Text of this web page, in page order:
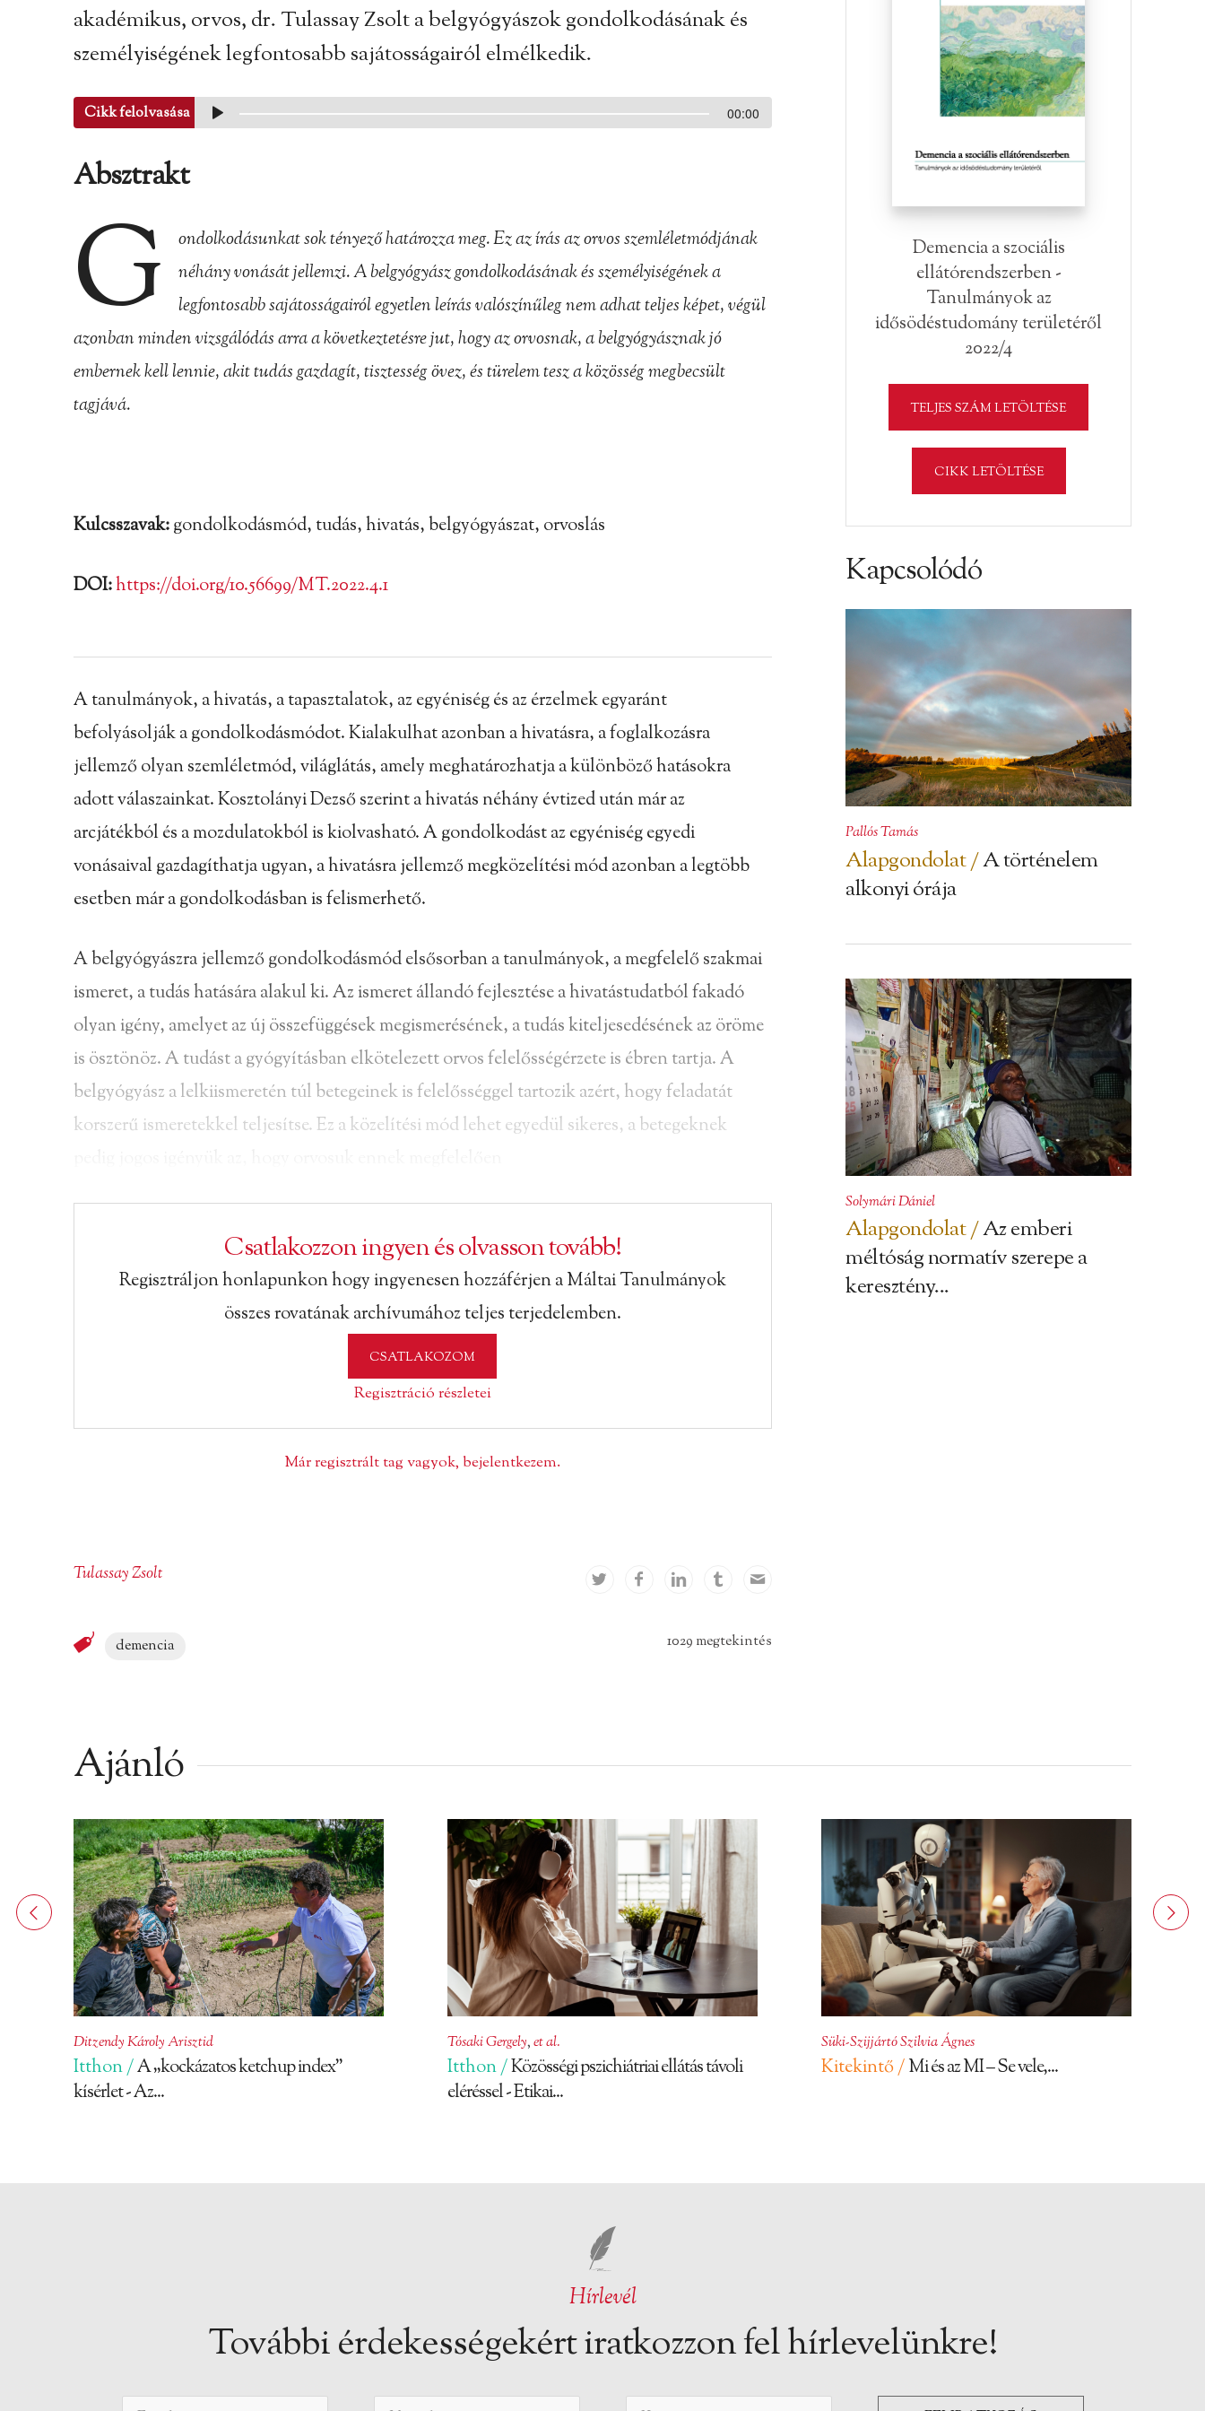
akadémikus, orvos, dr. Tulassay Zsolt a belgyógyászok gondolkodásának és
személyiségének legfontosabb sajátosságairól elmélkedik.
Cikk felolvasása 00:00
Absztrakt
G
ondolkodásunkat sok tényező határozza meg. Ez az írás az orvos szemléletmódjának
néhány vonását jellemzi. A belgyógyász gondolkodásának és személyiségének a
legfontosabb sajátosságairól egyetlen leírás valószínűleg nem adhat teljes képet, végül
azonban minden vizsgálódás arra a következtetésre jut, hogy az orvosnak, a belgyógyásznak jó
embernek kell lennie, akit tudás gazdagít, tisztesség övez, és türelem tesz a közösség megbecsült
tagjává.
Kulcsszavak:gondolkodásmód, tudás, hivatás, belgyógyászat, orvoslás
DOI:https://doi.org/10.56699/MT.2022.4.1
A tanulmányok, a hivatás, a tapasztalatok, az egyéniség és az érzelmek egyaránt
befolyásolják a gondolkodásmódot. Kialakulhat azonban a hivatásra, a foglalkozásra
jellemző olyan szemléletmód, világlátás, amely meghatározhatja a különböző hatásokra
adott válaszainkat. Kosztolányi Dezső szerint a hivatás néhány évtized után már az
arcjátékból és a mozdulatokból is kiolvasható. A gondolkodást az egyéniség egyedi
vonásaival gazdagíthatja ugyan, a hivatásra jellemző megközelítési mód azonban a legtöbb
esetben már a gondolkodásban is felismerhető.
A belgyógyászra jellemző gondolkodásmód elsősorban a tanulmányok, a megfelelő szakmai
ismeret, a tudás hatására alakul ki. Az ismeret állandó fejlesztése a hivatástudatból fakadó
olyan igény, amelyet az új összefüggések megismerésének, a tudás kiteljesedésének az öröme
is ösztönöz. A tudást a gyógyításban elkötelezett orvos felelősségérzete is ébren tartja. A
belgyógyász a lelkiismeretén túl betegeinek is felelősséggel tartozik azért, hogy feladatát
korszerű ismeretekkel teljesítse. Ez a közelítési mód lehet egyedül sikeres, a betegeknek
Csatlakozzon ingyen és olvasson tovább!
Regisztráljon honlapunkon hogy ingyenesen hozzáférjen a Máltai Tanulmányok
összes rovatának archívumához teljes terjedelemben.
CSATLAKOZOM
Regisztráció részletei
Már regisztrált tag vagyok, bejelentkezem.
Tulassay Zsolt
demencia 1029 megtekintés
Demencia a szociális
ellátórendszerben -
Tanulmányok az
idősödéstudomány területéről
2022/4
TELJES SZÁM LETÖLTÉSE
CIKK LETÖLTÉSE
Kapcsolódó
Pallós Tamás
Alapgondolat /A történelem
alkonyi órája
Solymári Dániel
Alapgondolat /Az emberi
méltóság normatív szerepe a
keresztény...
Ajánló
Ditzendy Károly Arisztid
Itthon /A „kockázatos ketchup index”
kísérlet - Az...
Tósaki Gergely,et al.
Itthon /Közösségi pszichiátriai ellátás távoli
eléréssel - Etikai...
Süki-Szijjártó Szilvia Ágnes
Kitekintő /Mi és az MI – Se vele,...
Hírlevél
További érdekességekért iratkozzon fel hírlevelünkre!